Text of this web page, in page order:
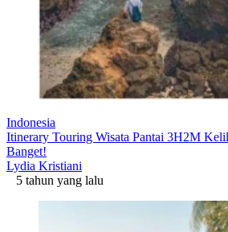
Indonesia
Itinerary Touring Wisata Pantai 3H2M
Banget!
Lydia Kristiani
5 tahun yang lalu